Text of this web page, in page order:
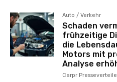
Auto / Verkehr
Schaden
frühzeitige
die
Motors mit
Analyse
Carpr